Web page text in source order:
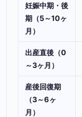
妊娠中期・後
期（5～10ヶ
月）
出産直後（0
～3ヶ月）
産後回復期
（3～6ヶ
月）